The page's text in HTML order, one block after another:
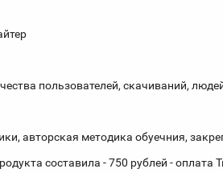
пользователей, скачиваний,
авторская методика обуечния,
составила - 750 рублей - оплата